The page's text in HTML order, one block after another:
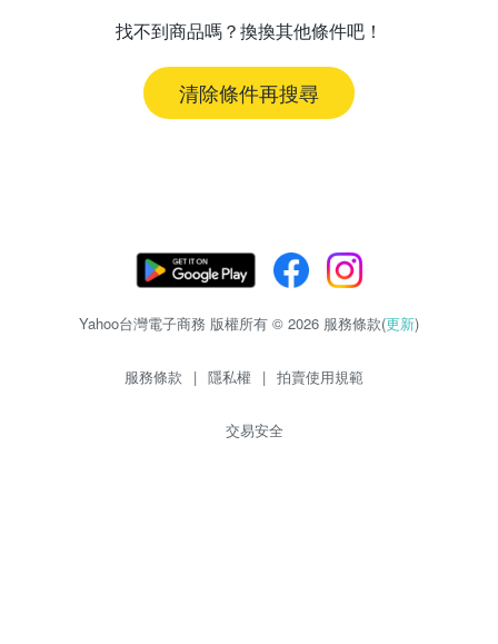
找不到商品嗎？換換其他條件吧！
清除條件再搜尋
Yahoo台灣電子商務 版權所有 © 2026 服務條款(更新)
服務條款 | 隱私權 | 拍賣使用規範
交易安全